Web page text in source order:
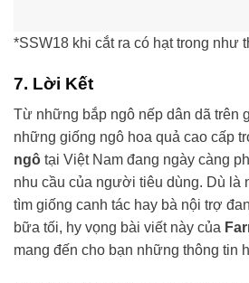
*SSW18 khi cắt ra có hạt trong như
7. Lời Kết
Từ những bắp ngô nếp dân dã trên
những giống ngô hoa quả cao cấp
ngô tại Việt Nam đang ngày càng
nhu cầu của người tiêu dùng. Dù là
tìm giống canh tác hay bà nội trợ
bữa tối, hy vọng bài viết này của
mang đến cho bạn những thông tin